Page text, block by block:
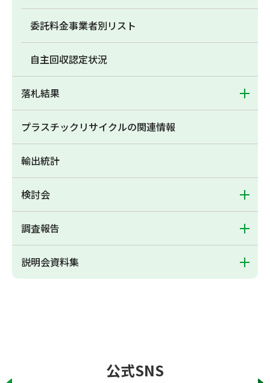
委託料金事業者別リスト
自主回収認定状況
落札結果
プラスチックリサイクルの関連情報
輸出統計
検討会
調査報告
説明会資料集
公式SNS